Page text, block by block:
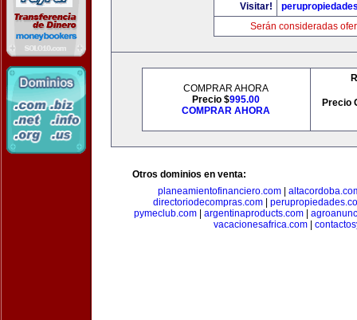
Visitar!
Serán consideradas
COMPRAR AHORA
Precio $995.00
COMPRAR AHORA
Precio
Otros dominios en venta:
planeamientofinanciero.com|
directoriodecompras.com|
pymeclub.com| argentinaproducts.com|
vacacionesafrica.com